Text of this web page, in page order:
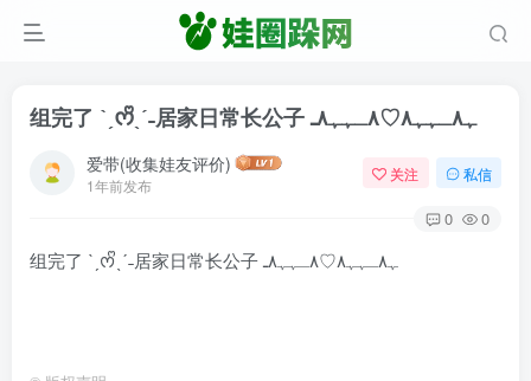
组完了 ˋˏᰔᩚˎˊ˗居家日常长公子 ٨ـﮩﮩ٨ـ♡‎‎ﮩ٨ـﮩﮩ٨
爱带(收集娃友评价)
1年前发布
关注 私信
0 0
组完了 ˋˏᰔᩚˎˊ˗居家日常长公子 ٨ـﮩﮩ٨ـ♡‎‎ﮩ٨ـﮩﮩ٨